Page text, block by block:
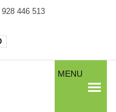
928 446 513
Larger
Font
MENU